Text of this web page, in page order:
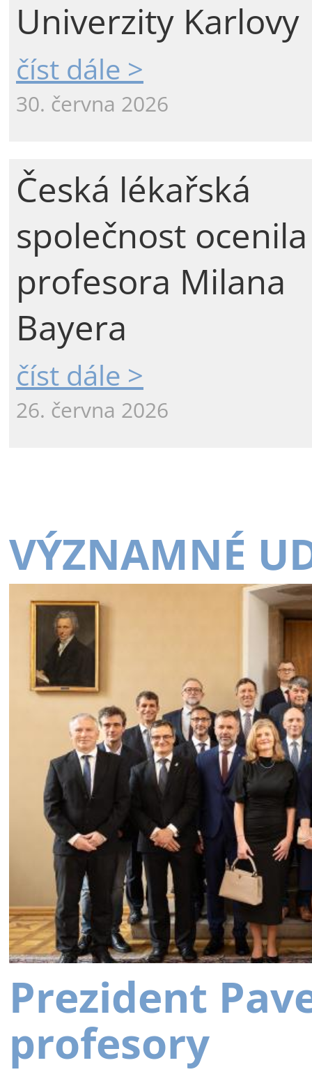
Univerzity Karlovy
číst dále >
30. června 2026
Česká lékařská
společnost ocenila
profesora Milana
Bayera
číst dále >
26. června 2026
VÝZNAMNÉ
Prezident
profesory